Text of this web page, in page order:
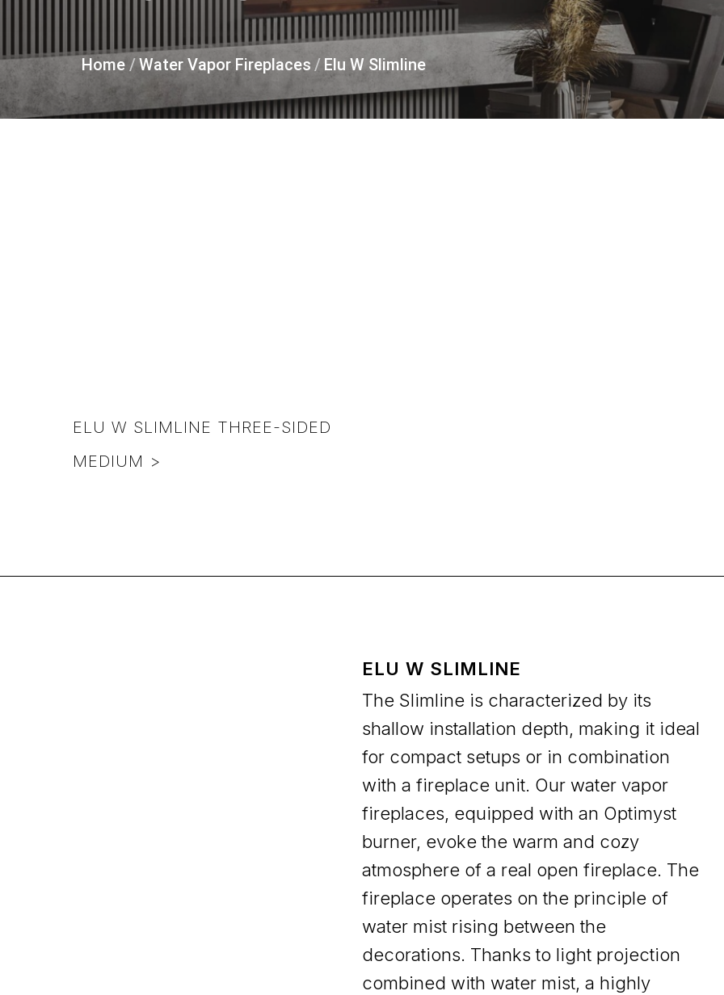
Home /Water Vapor Fireplaces / Elu W Slimline
ELU W SLIMLINE THREE-SIDED
MEDIUM >
ELU W SLIMLINE
The Slimline is characterized by its
shallow installation depth, making it ideal
for compact setups or in combination
with a fireplace unit. Our water vapor
fireplaces, equipped with an Optimyst
burner, evoke the warm and cozy
atmosphere of a real open fireplace. The
fireplace operates on the principle of
water mist rising between the
decorations. Thanks to light projection
combined with water mist, a highly